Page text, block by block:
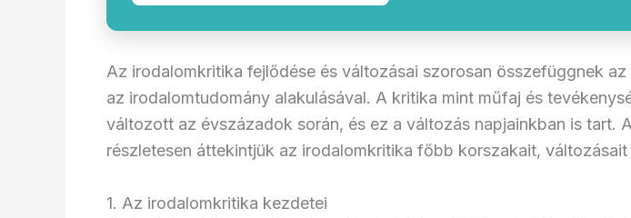
Az irodalomkritika fejlődése és változásai szorosan összefüggnek az
az irodalomtudomány alakulásával. A kritika mint műfaj és
változott az évszázadok során, és ez a változás napjainkban is tart.
részletesen áttekintjük az irodalomkritika főbb korszakait, változásait
1. Az irodalomkritika kezdetei